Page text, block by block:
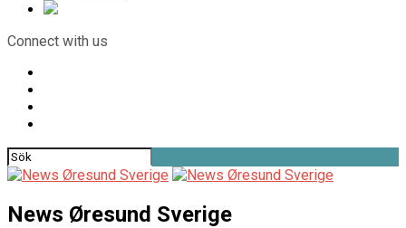
Connect with us
News Øresund Sverige